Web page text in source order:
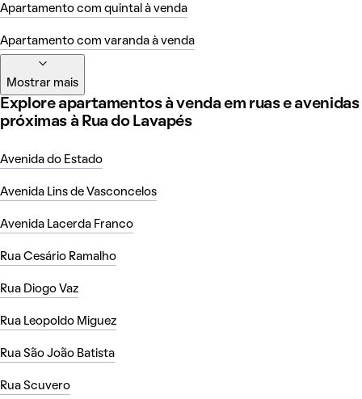
Apartamento com quintal à venda
Apartamento com varanda à venda
Mostrar mais
Explore apartamentos à venda em ruas e avenidas
próximas à Rua do Lavapés
Avenida do Estado
Avenida Lins de Vasconcelos
Avenida Lacerda Franco
Rua Cesário Ramalho
Rua Diogo Vaz
Rua Leopoldo Miguez
Rua São João Batista
Rua Scuvero